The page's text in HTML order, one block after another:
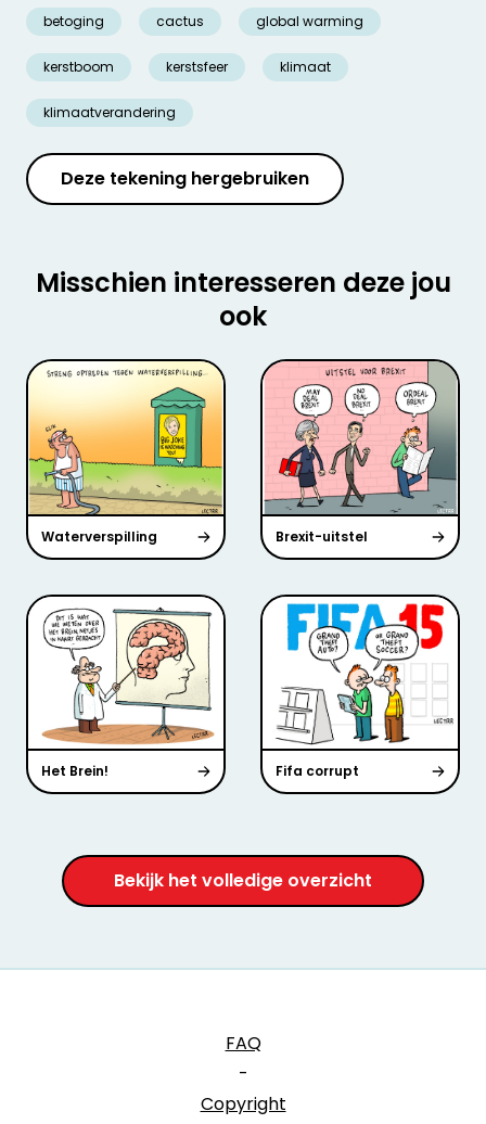
betoging cactus global warming
kerstboom kerstsfeer klimaat
klimaatverandering
Deze tekening hergebruiken
Misschien interesseren deze jou
ook
Waterverspilling Brexit-uitstel
Het Brein! Fifa corrupt
Bekijk het volledige overzicht
FAQ
-
Copyright